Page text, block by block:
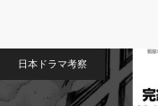
日本ドラマ考察